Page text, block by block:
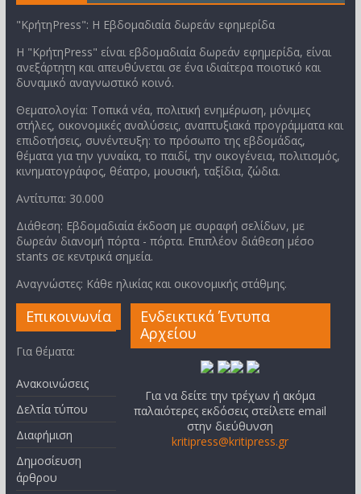
"ΚρήτηPress": Η Εβδομαδιαία δωρεάν εφημερίδα
Η "ΚρήτηPress" είναι εβδομαδιαία δωρεάν εφημερίδα, είναι
ανεξάρτητη και απευθύνεται σε ένα ιδιαίτερα ποιοτικό και
δυναμικό αναγνωστικό κοινό.
Θεματολογία: Τοπικά νέα, πολιτική ενημέρωση, μόνιμες
στήλες, οικονομικές αναλύσεις, αναπτυξιακά προγράμματα και
επιδοτήσεις, συνέντευξη: το πρόσωπο της εβδομάδας,
θέματα για την γυναίκα, το παιδί, την οικογένεια, πολιτισμός,
κινηματογράφος, θέατρο, μουσική, ταξίδια, ζώδια.
Αντίτυπα: 30.000
Διάθεση: Εβδομαδιαία έκδοση με συραφή σελίδων, με
δωρεάν διανομή πόρτα - πόρτα. Επιπλέον διάθεση μέσο
stants σε κεντρικά σημεία.
Αναγνώστες: Κάθε ηλικίας και οικονομικής στάθμης.
Επικοινωνία
Για θέματα:
Ανακοινώσεις
Δελτία τύπου
Διαφήμιση
Δημοσίευση
άρθρου
Ενδεικτικά Έντυπα
Αρχείου
Για να δείτε την τρέχων ή ακόμα
παλαιότερες εκδόσεις στείλετε email
στην διεύθυνση
kritipress@kritipress.gr